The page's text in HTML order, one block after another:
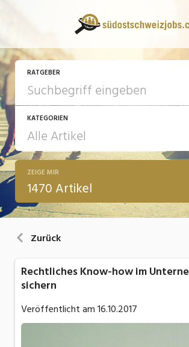
RATGEBER
KATEGORIEN
13 Fragen - 13 Antworten
Arbeit
ZEIGE MIR
1470 Artikel
Zurück
Rechtliches Know-how im
sichern
Veröffentlicht am16.10.2017